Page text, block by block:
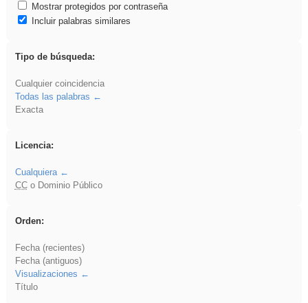
Mostrar protegidos por contraseña
Incluir palabras similares
Tipo de búsqueda:
Cualquier coincidencia
Todas las palabras
Exacta
Licencia:
Cualquiera
CCo Dominio Público
Orden:
Fecha (recientes)
Fecha (antiguos)
Visualizaciones
Título